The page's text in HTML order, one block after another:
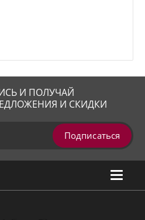
И ПОЛУЧАЙ
И СКИДКИ
Подписаться